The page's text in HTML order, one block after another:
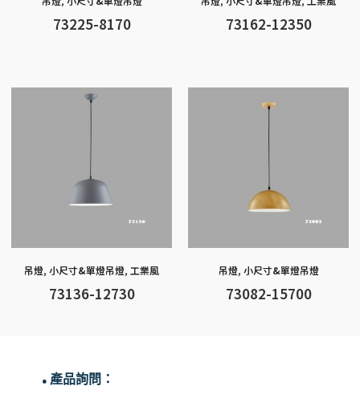
73225-8170 73162-12350
吊燈, 小尺寸&單燈吊燈, 工業風
73136-12730
吊燈, 小尺寸&單燈吊燈
73082-15700
● 產品詢問：